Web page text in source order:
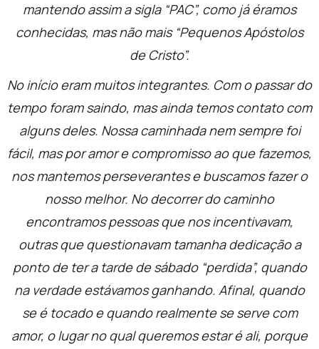
mantendo assim a sigla “PAC”, como já éramos
conhecidas, mas não mais “Pequenos Apóstolos
de Cristo”.
No início eram muitos integrantes. Com o passar do
tempo foram saindo, mas ainda temos contato com
alguns deles. Nossa caminhada nem sempre foi
fácil, mas por amor e compromisso ao que fazemos,
nos mantemos perseverantes e buscamos fazer o
nosso melhor. No decorrer do caminho
encontramos pessoas que nos incentivavam,
outras que questionavam tamanha dedicação a
ponto de ter a tarde de sábado “perdida”, quando
na verdade estávamos ganhando. Afinal, quando
se é tocado e quando realmente se serve com
amor, o lugar no qual queremos estar é ali, porque